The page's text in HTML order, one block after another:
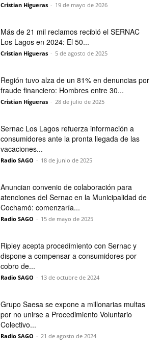
Cristian Higueras - 19 de mayo de 2026
Más de 21 mil reclamos recibió el SERNAC
Los Lagos en 2024: El 50...
Cristian Higueras - 5 de agosto de 2025
Región tuvo alza de un 81% en denuncias por
fraude financiero: Hombres entre 30...
Cristian Higueras - 28 de julio de 2025
Sernac Los Lagos refuerza información a
consumidores ante la pronta llegada de las
vacaciones...
Radio SAGO - 18 de junio de 2025
Anuncian convenio de colaboración para
atenciones del Sernac en la Municipalidad de
Cochamó: comenzaría...
Radio SAGO - 15 de mayo de 2025
Ripley acepta procedimiento con Sernac y
dispone a compensar a consumidores por
cobro de...
Radio SAGO - 13 de octubre de 2024
Grupo Saesa se expone a millonarias multas
por no unirse a Procedimiento Voluntario
Colectivo...
Radio SAGO - 21 de agosto de 2024